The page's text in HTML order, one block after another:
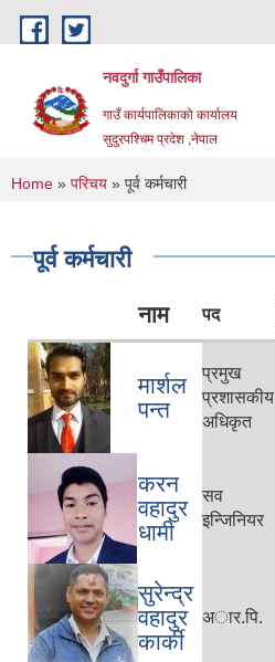
Skip to main content
नवदुर्गा गाउँपालिका
गाउँ कार्यपालिकाको कार्यालय
सुदुरपश्चिम प्रदेश ,नेपाल
You are here
Home » परिचय » पूर्व कर्मचारी
पूर्व कर्मचारी
नाम पद
मार्शल
पन्त
प्रमुख
प्रशासकीय
अधिकृत
करन
वहादुर
धामी
सव
इन्जिनियर
सुरेन्द्र
वहादुर
कार्की
अार.पि.